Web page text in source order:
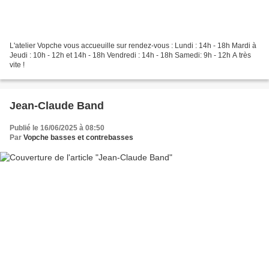
L'atelier Vopche vous accueuille sur rendez-vous : Lundi : 14h - 18h Mardi à
Jeudi : 10h - 12h et 14h - 18h Vendredi : 14h - 18h Samedi: 9h - 12h A très
vite !
Jean-Claude Band
Publié le 16/06/2025 à 08:50
Par Vopche basses et contrebasses